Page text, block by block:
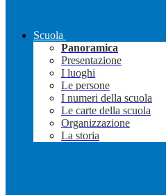
Scuola
Panoramica
Presentazione
I luoghi
Le persone
I numeri della scuola
Le carte della scuola
Organizzazione
La storia